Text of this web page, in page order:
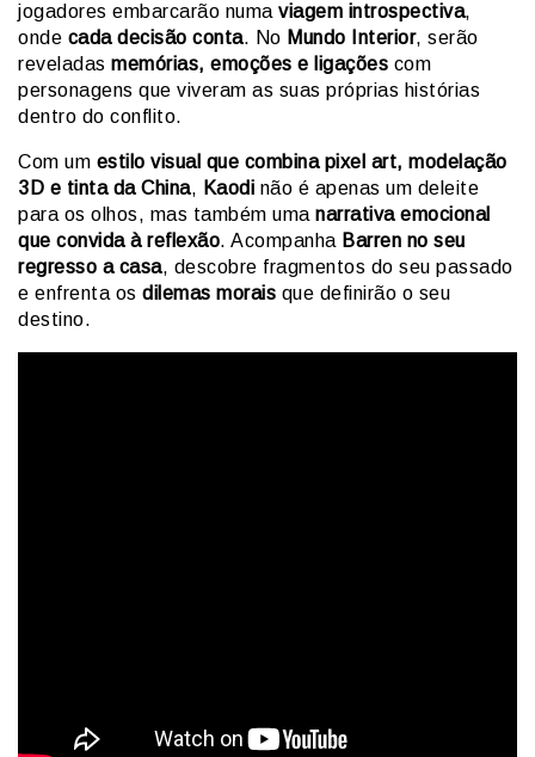
jogadores embarcarão numa viagem introspectiva,
onde cada decisão conta. No Mundo Interior, serão
reveladas memórias, emoções e ligações com
personagens que viveram as suas próprias histórias
dentro do conflito.
Com um estilo visual que combina pixel art, modelação
3D e tinta da China, Kaodi não é apenas um deleite
para os olhos, mas também uma narrativa emocional
que convida à reflexão. Acompanha Barren no seu
regresso a casa, descobre fragmentos do seu passado
e enfrenta os dilemas morais que definirão o seu
destino.